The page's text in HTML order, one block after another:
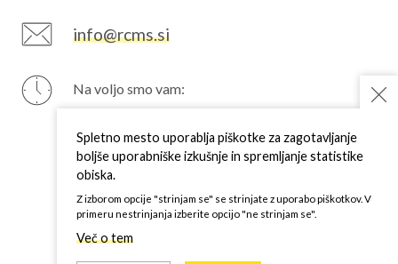
info@rcms.si
Na voljo smo vam:
TOR
7–15 h
SRE
7–15 h
ČET
PET
7–15 h
Spletno mesto uporablja piškotke za zagotavljanje
boljše uporabniške izkušnje in spremljanje statistike
obiska.
Z izborom opcije "strinjam se" se strinjate z uporabo piškotkov. V
primeru nestrinjanja izberite opcijo "ne strinjam se".
Več o tem